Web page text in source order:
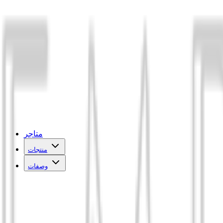
متاجر
منتجات
وصفات